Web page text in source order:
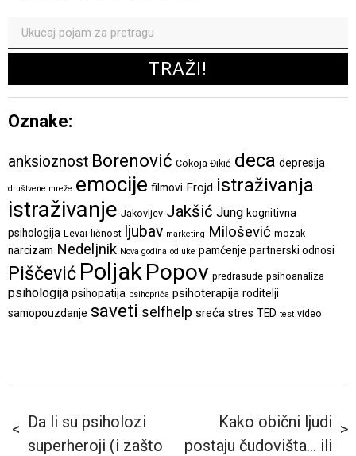
Oznake:
anksioznost Borenović Cokoja Đikić deca depresija
društvene mreže emocije filmovi Frojd istraživanja
istraživanje Jakovljev Jakšić Jung kognitivna
psihologija Levai ličnost ljubav marketing Milošević mozak
narcizam Nedeljnik Nova godina odluke pamćenje partnerski odnosi
Piščević PoljakPopov predrasude psihoanaliza
psihologija psihopatija psihopriča psihoterapija roditelji
samopouzdanje saveti selfhelp sreća stres TED test video
Da li su psiholozi
superheroji (i zašto
Kako obični ljudi
postaju čudovišta… ili